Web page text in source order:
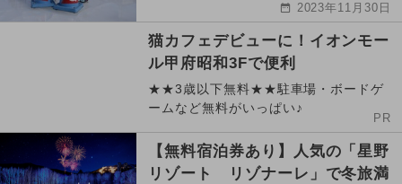
2023年11月30日
猫カフェデビューに！イオンモー
ル甲府昭和3Fで便利
★★3歳以下無料★★駐車場・ボードゲ
ームなど無料がいっぱい♪
PR
【無料宿泊券あり】人気の「星野
リゾート リゾナーレ」で冬旅満